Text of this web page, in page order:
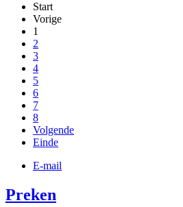
Start
Vorige
1
2
3
4
5
6
7
8
Volgende
Einde
E-mail
Preken